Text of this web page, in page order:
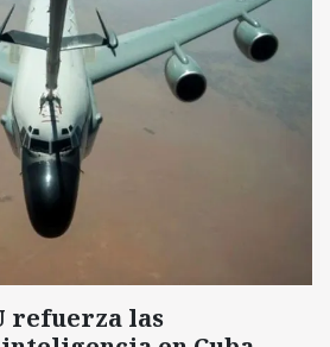
refuerza las